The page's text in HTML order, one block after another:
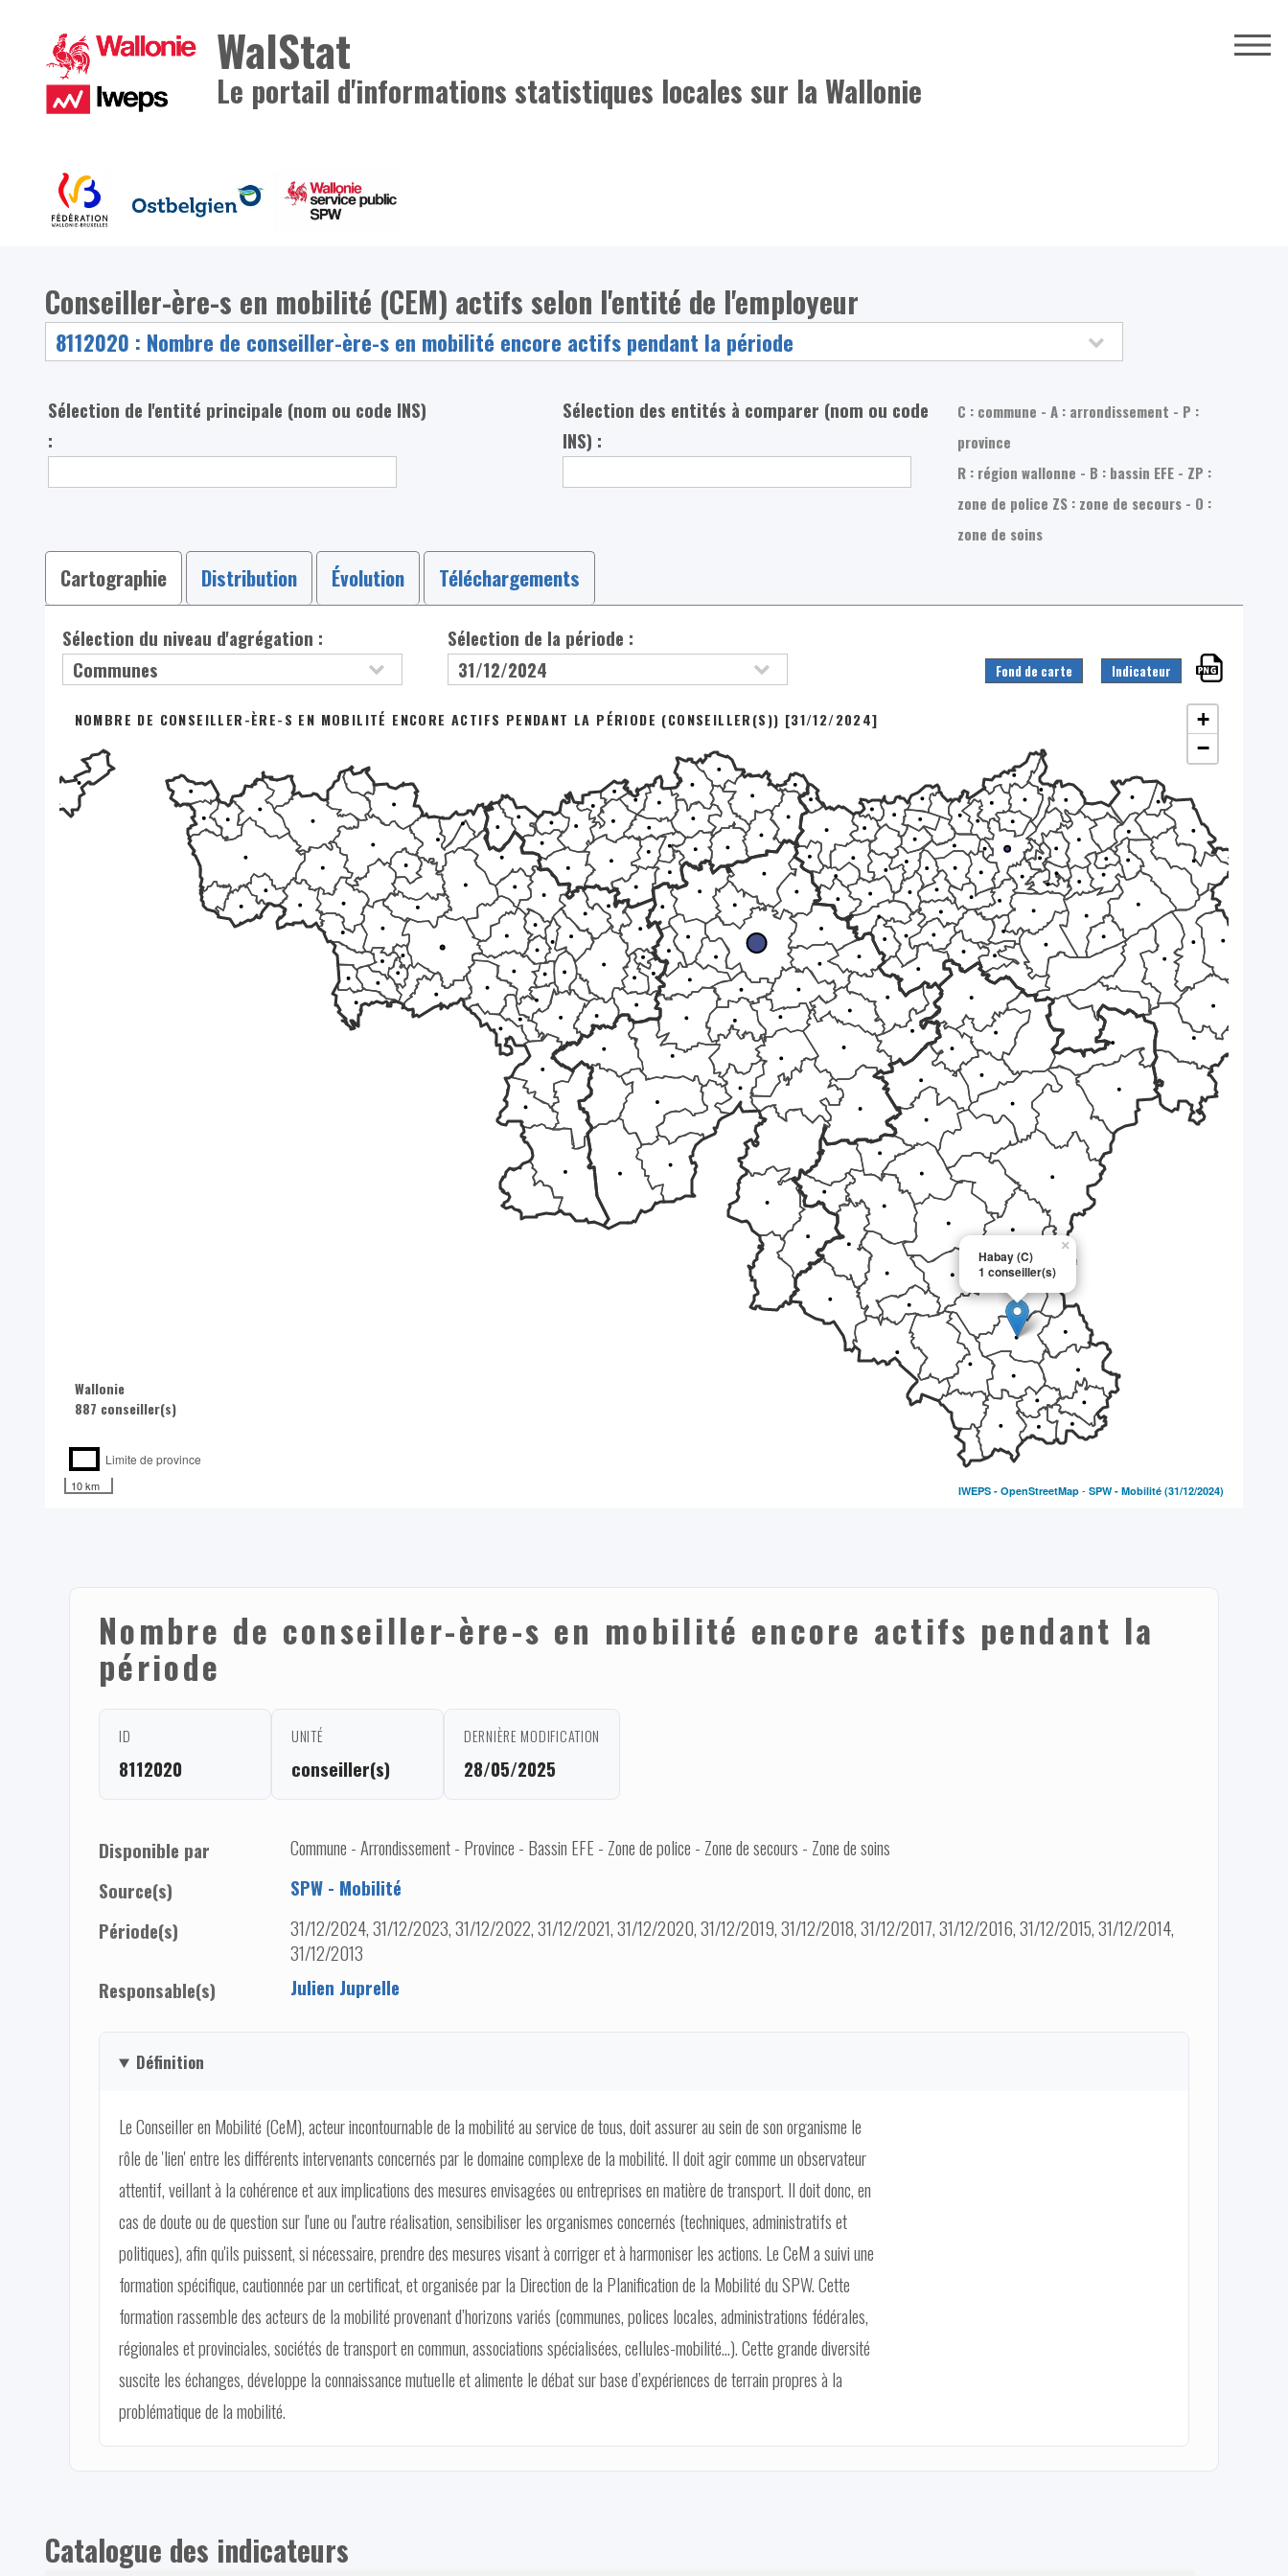
WalStat
Le portail d'informations statistiques locales sur la Wallonie
Conseiller-ère-s en mobilité (CEM) actifs selon l'entité de l'employeur
Sélection de l'entité principale (nom ou code INS)
:
Sélection des entités à comparer (nom ou code
INS) :
C : commune - A : arrondissement - P :
province
R : région wallonne - B : bassin EFE - ZP :
zone de police ZS : zone de secours - O :
zone de soins
Cartographie Distribution Évolution Téléchargements
Sélection du niveau d'agrégation : Sélection de la période :
Fond de carte Indicateur
Habay (C)
1 conseiller(s)
×
NOMBRE DE CONSEILLER-ÈRE-S EN MOBILITÉ ENCORE ACTIFS PENDANT LA PÉRIODE (CONSEILLER(S)) [31/12/2024]
+
−
Wallonie
887 conseiller(s)
Limite de province
10 km IWEPS -OpenStreetMap -SPW - Mobilité (31/12/2024)
Nombre de conseiller-ère-s en mobilité encore actifs pendant la
période
ID
8112020
UNITÉ
conseiller(s)
DERNIÈRE MODIFICATION
28/05/2025
Disponible par
Commune - Arrondissement - Province - Bassin EFE - Zone de police - Zone de secours - Zone de soins
Source(s)
SPW - Mobilité
Période(s)
31/12/2024, 31/12/2023, 31/12/2022, 31/12/2021, 31/12/2020, 31/12/2019, 31/12/2018, 31/12/2017, 31/12/2016, 31/12/2015, 31/12/2014,
31/12/2013
Responsable(s)
Julien Juprelle
Définition
Le Conseiller en Mobilité (CeM), acteur incontournable de la mobilité au service de tous, doit assurer au sein de son organisme le
rôle de 'lien' entre les différents intervenants concernés par le domaine complexe de la mobilité. Il doit agir comme un observateur
attentif, veillant à la cohérence et aux implications des mesures envisagées ou entreprises en matière de transport. Il doit donc, en
cas de doute ou de question sur l'une ou l'autre réalisation, sensibiliser les organismes concernés (techniques, administratifs et
politiques), afin qu'ils puissent, si nécessaire, prendre des mesures visant à corriger et à harmoniser les actions. Le CeM a suivi une
formation spécifique, cautionnée par un certificat, et organisée par la Direction de la Planification de la Mobilité du SPW. Cette
formation rassemble des acteurs de la mobilité provenant d’horizons variés (communes, polices locales, administrations fédérales,
régionales et provinciales, sociétés de transport en commun, associations spécialisées, cellules-mobilité...). Cette grande diversité
suscite les échanges, développe la connaissance mutuelle et alimente le débat sur base d’expériences de terrain propres à la
problématique de la mobilité.
Catalogue des indicateurs